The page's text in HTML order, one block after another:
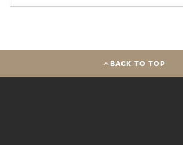
BACK TO TOP